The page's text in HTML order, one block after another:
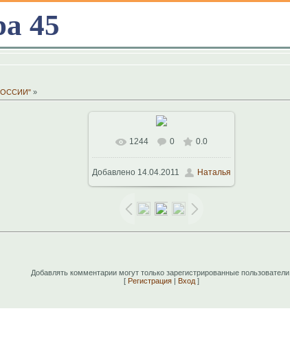
45
»
В реальном размере
800x533/ 291.7Kb
1244 0 0.0
Добавлено14.04.2011 Наталья
Добавлять комментарии могут только зарегистрированные пользователи.
[ Регистрация| Вход]